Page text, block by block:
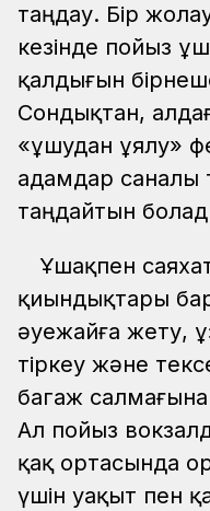
таңдау. Бір
кезінде пойыз
қалдығын
Сондықтан,
«ұшудан ұялу»
адамдар саналы
таңдайтын
Ұшақпен
қиындықтары
әуежайға жету,
тіркеу және
багаж
Ал пойыз
қақ ортасында
үшін уақыт пен